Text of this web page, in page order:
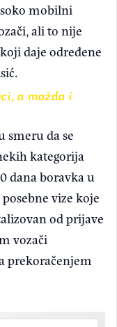
mobilni
ali to nije
daje određene
a možda i
smeru da se
kategorija
dana boravka u
vize koje
od prijave
vozači
prekoračenjem